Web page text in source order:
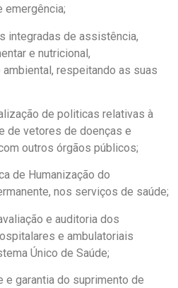
emergência;
integradas de assistência,
e nutricional,
respeitando as suas
de politicas relativas à
de vetores de doenças e
outros órgãos públicos;
de Humanização do
nos serviços de saúde;
e auditoria dos
e ambulatoriais
Único de Saúde;
e garantia do suprimento de